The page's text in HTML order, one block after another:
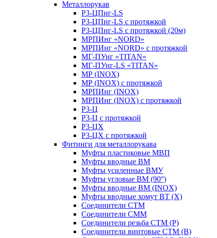
Металлорукав
Р3-ЦПнг-LS
Р3-ЦПнг-LS с протяжкой
Р3-ЦПнг-LS с протяжкой (20м)
МРПИнг «NORD»
МРПИнг «NORD» с протяжкой
МГ-ПУнг «TITAN»
МГ-ПУнг-LS «TITAN»
МР (INOX)
МР (INOX) с протяжкой
МРПИнг (INOX)
МРПИнг (INOX) с протяжкой
Р3-Ц
Р3-Ц с протяжкой
Р3-ЦХ
Р3-ЦХ с протяжкой
Фитинги для металлорукава
Муфты пластиковые МВП
Муфты вводные ВМ
Муфты усиленные ВМУ
Муфты угловые ВМ (90°)
Муфты вводные ВМ (INOX)
Муфты вводные хомут ВТ (Х)
Соединители СТМ
Соединители СММ
Соединители резьба СТМ (Р)
Соединители винтовые СТМ (В)